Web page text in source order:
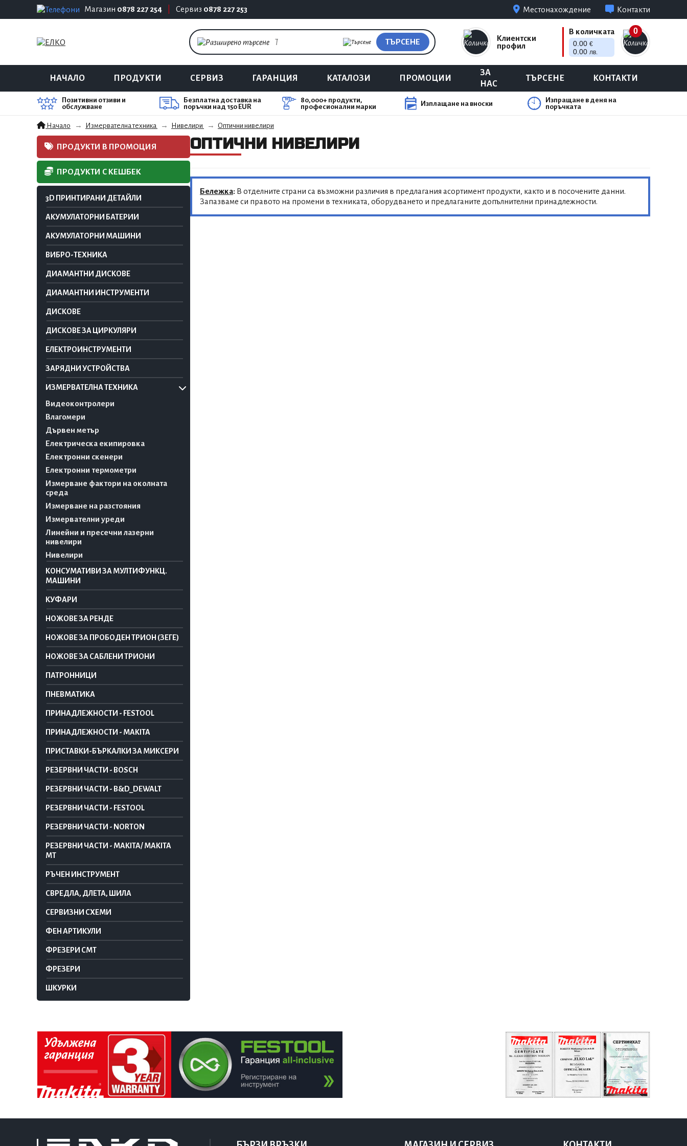
Магазин 0878 227 254 Сервиз 0878 227 253 Местонахождение Контакти
ТЪРСЕНЕ
Клиентски
профил
0
В количката
0.00 €
0.00 лв.
НАЧАЛО ПРОДУКТИ СЕРВИЗ ГАРАНЦИЯ КАТАЛОЗИ ПРОМОЦИИ
ЗА
НАС
ТЪРСЕНЕ КОНТАКТИ
Позитивни отзиви и
обслужване
Безплатна доставка на
поръчки над 150 EUR
80,000+ продукти,
професионални марки
Изплащане на вноски
Изпращане в деня на
поръчката
Начало Измервателна техника Нивелири Оптични нивелири
ПРОДУКТИ В ПРОМОЦИЯ
ПРОДУКТИ С КЕШБЕК
3D ПРИНТИРАНИ ДЕТАЙЛИ
АКУМУЛАТОРНИ БАТЕРИИ
АКУМУЛАТОРНИ МАШИНИ
ВИБРО-ТЕХНИКА
ДИАМАНТНИ ДИСКОВЕ
ДИАМАНТНИ ИНСТРУМЕНТИ
ДИСКОВЕ
ДИСКОВЕ ЗА ЦИРКУЛЯРИ
ЕЛЕКТРОИНСТРУМЕНТИ
ЗАРЯДНИ УСТРОЙСТВА
ИЗМЕРВАТЕЛНА ТЕХНИКА
Видеоконтролери
Влагомери
Дървен метър
Електрическа екипировка
Електронни скенери
Електронни термометри
Измерване фактори на околната
среда
Измерване на разстояния
Измервателни уреди
Линейни и пресечни лазерни
нивелири
Нивелири
КОНСУМАТИВИ ЗА МУЛТИФУНКЦ.
МАШИНИ
КУФАРИ
НОЖОВЕ ЗА РЕНДЕ
НОЖОВЕ ЗА ПРОБОДЕН ТРИОН (ЗЕГЕ)
НОЖОВЕ ЗА САБЛЕНИ ТРИОНИ
ПАТРОННИЦИ
ПНЕВМАТИКА
ПРИНАДЛЕЖНОСТИ - FESTOOL
ПРИНАДЛЕЖНОСТИ - MAKITA
ПРИСТАВКИ-БЪРКАЛКИ ЗА МИКСЕРИ
РЕЗЕРВНИ ЧАСТИ - BOSCH
РЕЗЕРВНИ ЧАСТИ - B&D_DEWALT
РЕЗЕРВНИ ЧАСТИ - FESTOOL
РЕЗЕРВНИ ЧАСТИ - NORTON
РЕЗЕРВНИ ЧАСТИ - MAKITA/ MAKITA
MT
РЪЧЕН ИНСТРУМЕНТ
СВРЕДЛА, ДЛЕТА, ШИЛА
СЕРВИЗНИ СХЕМИ
ФЕН АРТИКУЛИ
ФРЕЗЕРИ CMT
ФРЕЗЕРИ
ШКУРКИ
ОПТИЧНИ НИВЕЛИРИ
Бележка: В отделните страни са възможни различия в предлагания асортимент продукти, както и в посочените данни.
Запазваме си правото на промени в техниката, оборудването и предлаганите допълнителни принадлежности.